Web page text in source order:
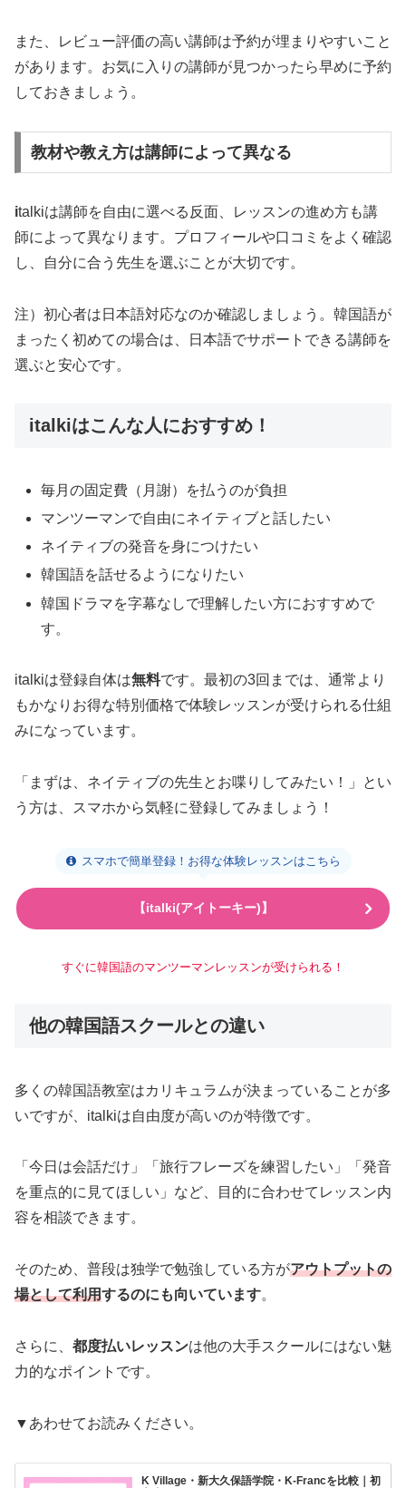
また、レビュー評価の高い講師は予約が埋まりやすいこと
があります。お気に入りの講師が見つかったら早めに予約
しておきましょう。
教材や教え方は講師によって異なる
italkiは講師を自由に選べる反面、レッスンの進め方も講
師によって異なります。プロフィールや口コミをよく確認
し、自分に合う先生を選ぶことが大切です。
注）初心者は日本語対応なのか確認しましょう。韓国語が
まったく初めての場合は、日本語でサポートできる講師を
選ぶと安心です。
italkiはこんな人におすすめ！
毎月の固定費（月謝）を払うのが負担
マンツーマンで自由にネイティブと話したい
ネイティブの発音を身につけたい
韓国語を話せるようになりたい
韓国ドラマを字幕なしで理解したい方におすすめで
す。
italkiは登録自体は無料です。最初の3回までは、通常より
もかなりお得な特別価格で体験レッスンが受けられる仕組
みになっています。
「まずは、ネイティブの先生とお喋りしてみたい！」とい
う方は、スマホから気軽に登録してみましょう！
スマホで簡単登録！お得な体験レッスンはこちら
【italki(アイトーキー)】
すぐに韓国語のマンツーマンレッスンが受けられる！
他の韓国語スクールとの違い
多くの韓国語教室はカリキュラムが決まっていることが多
いですが、italkiは自由度が高いのが特徴です。
「今日は会話だけ」「旅行フレーズを練習したい」「発音
を重点的に見てほしい」など、目的に合わせてレッスン内
容を相談できます。
そのため、普段は独学で勉強している方がアウトプットの
場として利用するのにも向いています。
さらに、 都度払いレッスンは他の大手スクールにはない魅
力的なポイントです。
▼あわせてお読みください。
K Village・新大久保語学院・K-Francを比較｜初